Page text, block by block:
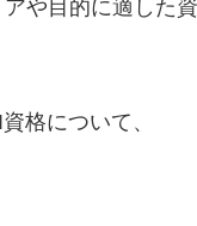
や目的に適した
格について、